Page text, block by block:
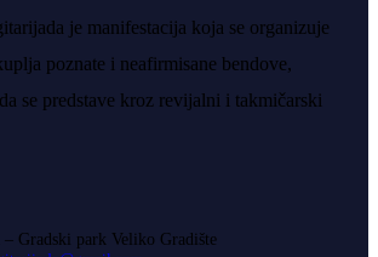
je manifestacija koja se organizuje
poznate i neafirmisane bendove,
se predstave kroz revijalni i takmičarski
Gradski park Veliko Gradište